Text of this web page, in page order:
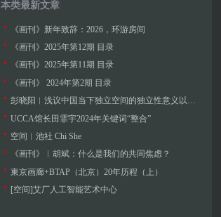
本类最新文章
《画刊》新年致辞：2026，环游房间
《画刊》2025年第12期 目录
《画刊》2025年第11期 目录
《画刊》 2024年第2期 目录
彭晓阳︱浅议中国当下独立空间的独立性意义以及与空间制度设置的关系
UCCA馆长田霏宇2024年关键词“整合”
空间︱池社 Chi She
《画刊》︱胡斌：什么是我们的共同焦虑？
東京画廊+BTAP（北京）20年历程（上）
[空间]艾厂人工智能艺术中心